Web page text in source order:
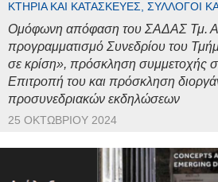
ΚΤΉΡΙΑ ΚΑΙ ΚΑΤΑΣΚΕΥΈΣ, ΣΎΛΛΟΓΟΙ
Ομόφωνη απόφαση του ΣΑΔΑΣ Τμ.
προγραμματισμό Συνεδρίου του
σε κρίση», πρόσκληση συμμετοχής
Επιτροπή του και πρόσκληση
προσυνεδριακών εκδηλώσεων
25 ΟΚΤΩΒΡΊΟΥ 2024